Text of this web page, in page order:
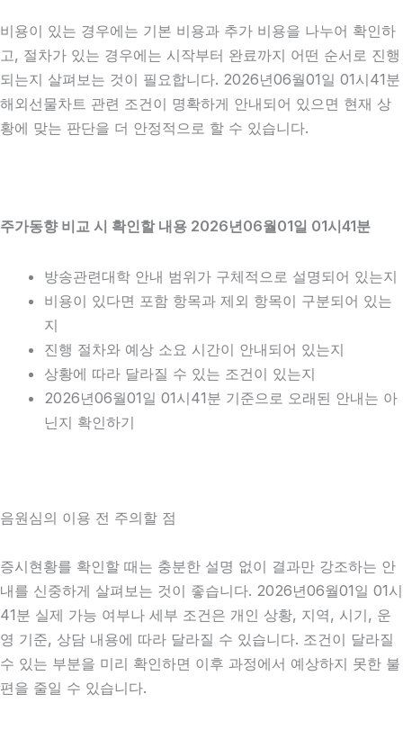
비용이 있는 경우에는 기본 비용과 추가 비용을 나누어 확인하
고, 절차가 있는 경우에는 시작부터 완료까지 어떤 순서로 진행
되는지 살펴보는 것이 필요합니다. 2026년06월01일 01시41분
해외선물차트 관련 조건이 명확하게 안내되어 있으면 현재 상
황에 맞는 판단을 더 안정적으로 할 수 있습니다.
주가동향 비교 시 확인할 내용 2026년06월01일 01시41분
방송관련대학 안내 범위가 구체적으로 설명되어 있는지
비용이 있다면 포함 항목과 제외 항목이 구분되어 있는
지
진행 절차와 예상 소요 시간이 안내되어 있는지
상황에 따라 달라질 수 있는 조건이 있는지
2026년06월01일 01시41분 기준으로 오래된 안내는 아
닌지 확인하기
음원심의 이용 전 주의할 점
증시현황를 확인할 때는 충분한 설명 없이 결과만 강조하는 안
내를 신중하게 살펴보는 것이 좋습니다. 2026년06월01일 01시
41분 실제 가능 여부나 세부 조건은 개인 상황, 지역, 시기, 운
영 기준, 상담 내용에 따라 달라질 수 있습니다. 조건이 달라질
수 있는 부분을 미리 확인하면 이후 과정에서 예상하지 못한 불
편을 줄일 수 있습니다.